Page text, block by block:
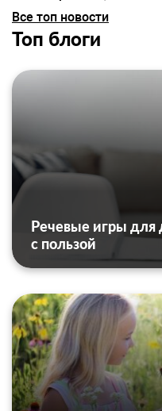
Все топ новости
Топ блоги
Речевые игры для
с пользой